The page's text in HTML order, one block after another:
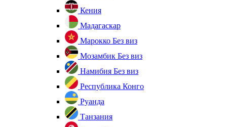
Кения
Мадагаскар
Марокко Без виз
Мозамбик Без виз
Намибия Без виз
Республика Конго
Руанда
Танзания